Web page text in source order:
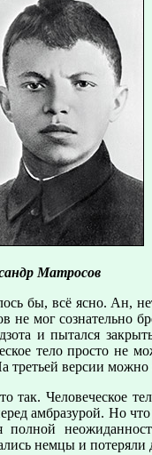
Матросов
бы, всё ясно. Ан,
не мог сознательно
и пытался
тело просто не
третьей версии можно
так. Человеческое
амбразурой. Но
полной
немцы и